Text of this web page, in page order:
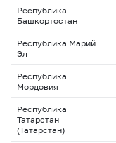
Республика
Башкортостан
Республика Марий
Эл
Республика
Мордовия
Республика
Татарстан
(Татарстан)